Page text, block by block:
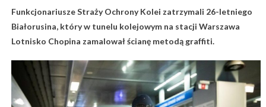
Funkcjonariusze Straży Ochrony Kolei zatrzymali 26-letniego
Białorusina, który w tunelu kolejowym na stacji Warszawa
Lotnisko Chopina zamalował ścianę metodą graffiti.